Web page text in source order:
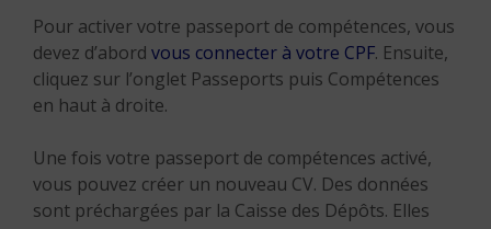
Pour activer votre passeport de compétences, vous
devez d’abord vous connecter à votre CPF. Ensuite,
cliquez sur l’onglet Passeports puis Compétences
en haut à droite.
Une fois votre passeport de compétences activé,
vous pouvez créer un nouveau CV. Des données
sont préchargées par la Caisse des Dépôts. Elles